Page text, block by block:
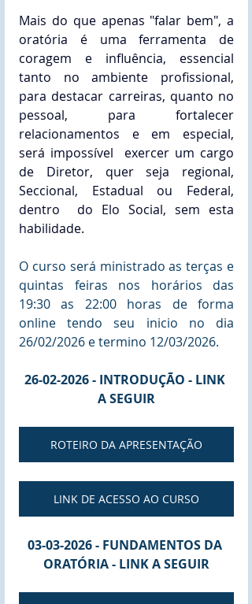
Mais do que apenas "falar bem", a
oratória é uma ferramenta de
coragem e influência, essencial
tanto no ambiente profissional,
para destacar carreiras, quanto no
pessoal, para fortalecer
relacionamentos e em especial,
será impossível  exercer um cargo
de Diretor, quer seja regional,
Seccional, Estadual ou Federal,
dentro  do Elo Social, sem esta
habilidade.
O curso será ministrado as terças e
quintas feiras nos horários das
19:30 as 22:00 horas de forma
online tendo seu inicio no dia
26/02/2026 e termino 12/03/2026.
26-02-2026 - INTRODUÇÃO - LINK
A SEGUIR
ROTEIRO DA APRESENTAÇÃO
LINK DE ACESSO AO CURSO
03-03-2026 - FUNDAMENTOS DA
ORATÓRIA - LINK A SEGUIR